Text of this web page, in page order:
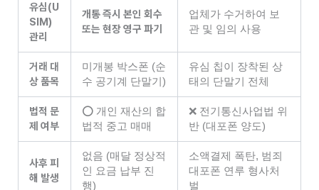
유심(U
SIM)
관리
개통 즉시 본인 회수
또는 현장 영구 파기
업체가 수거하여 보
관 및 임의 사용
거래 대
상 품목
미개봉 박스폰 (순
수 공기계 단말기)
유심 칩이 장착된 상
태의 단말기 전체
법적 문
제 여부
⭕ 개인 재산의 합
법적 중고 매매
❌ 전기통신사업법 위
반 (대포폰 양도)
사후 피
해 발생
없음 (매달 정상적
인 요금 납부 진
행)
소액결제 폭탄, 범죄
대포폰 연루 형사처
벌